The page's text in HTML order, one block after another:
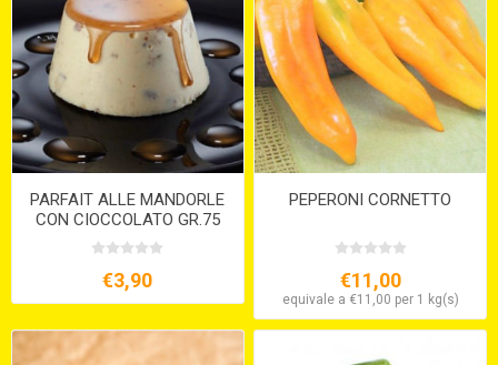
PARFAIT ALLE MANDORLE
CON CIOCCOLATO GR.75
S/G
€3,90
PEPERONI CORNETTO
€11,00
equivale a €11,00 per 1 kg(s)